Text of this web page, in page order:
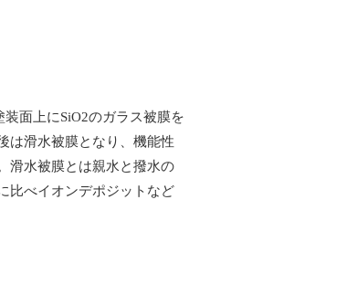
面上にSiO2のガラス被膜を
は滑水被膜となり、機能性
滑水被膜とは親水と撥水の
比べイオンデポジットなど